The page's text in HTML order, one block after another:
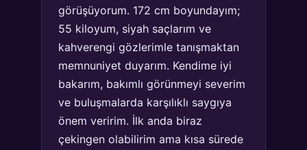
görüşüyorum. 172 cm boyundayım;
55 kiloyum, siyah saçlarım ve
kahverengi gözlerimle tanışmaktan
memnuniyet duyarım. Kendime iyi
bakarım, bakımlı görünmeyi severim
ve buluşmalarda karşılıklı saygıya
önem veririm. İlk anda biraz
çekingen olabilirim ama kısa sürede